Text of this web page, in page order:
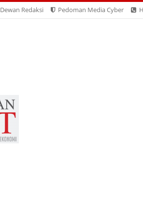
Dewan Redaksi Pedoman Media Cyber